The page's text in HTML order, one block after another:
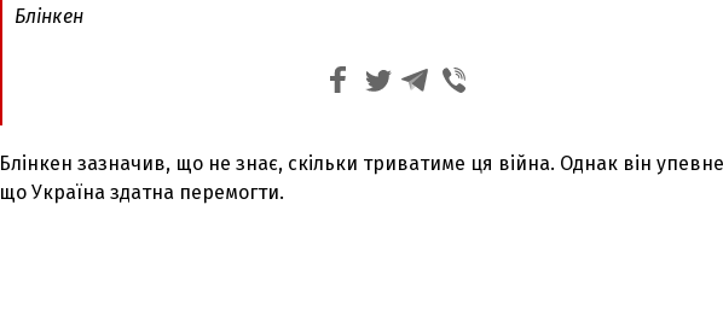
Блінкен
Блінкен зазначив, що не знає, скільки триватиме ця війна. Однак він
що Україна здатна перемогти.